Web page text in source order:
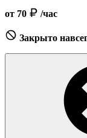
от 70 /час
Закрыто